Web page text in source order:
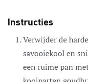
Instructies
Verwijder de
savooiekool en
een ruime pan